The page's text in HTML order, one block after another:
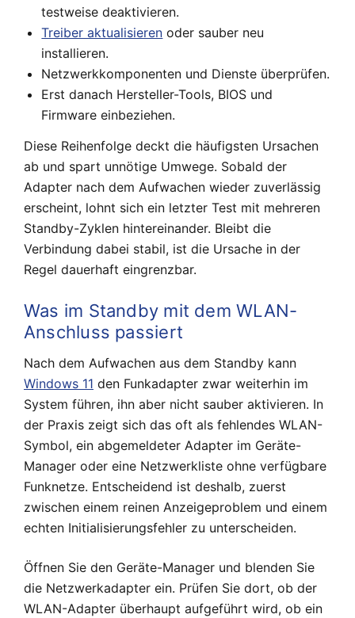
testweise deaktivieren.
Treiber aktualisieren oder sauber neu
installieren.
Netzwerkkomponenten und Dienste überprüfen.
Erst danach Hersteller-Tools, BIOS und
Firmware einbeziehen.
Diese Reihenfolge deckt die häufigsten Ursachen
ab und spart unnötige Umwege. Sobald der
Adapter nach dem Aufwachen wieder zuverlässig
erscheint, lohnt sich ein letzter Test mit mehreren
Standby-Zyklen hintereinander. Bleibt die
Verbindung dabei stabil, ist die Ursache in der
Regel dauerhaft eingrenzbar.
Was im Standby mit dem WLAN-
Anschluss passiert
Nach dem Aufwachen aus dem Standby kann
Windows 11 den Funkadapter zwar weiterhin im
System führen, ihn aber nicht sauber aktivieren. In
der Praxis zeigt sich das oft als fehlendes WLAN-
Symbol, ein abgemeldeter Adapter im Geräte-
Manager oder eine Netzwerkliste ohne verfügbare
Funknetze. Entscheidend ist deshalb, zuerst
zwischen einem reinen Anzeigeproblem und einem
echten Initialisierungsfehler zu unterscheiden.
Öffnen Sie den Geräte-Manager und blenden Sie
die Netzwerkadapter ein. Prüfen Sie dort, ob der
WLAN-Adapter überhaupt aufgeführt wird, ob ein